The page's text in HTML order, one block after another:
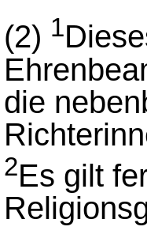
(2) 1
die
2Es gilt